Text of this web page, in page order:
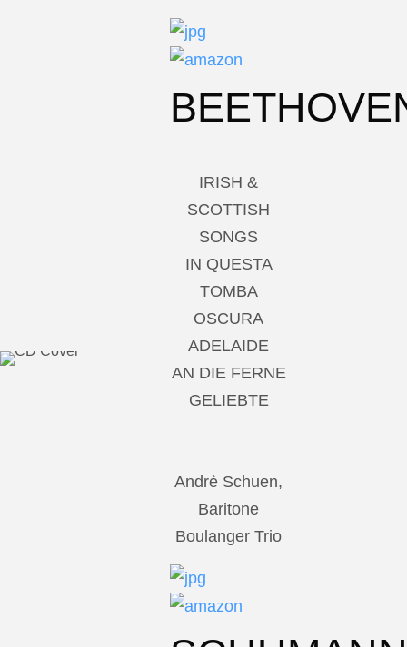
IRISH &
SCOTTISH
SONGS
IN QUESTA
TOMBA
OSCURA
ADELAIDE
AN DIE FERNE
GELIEBTE
Andrè Schuen,
Baritone
Boulanger Trio